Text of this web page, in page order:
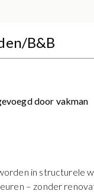
B&B
door vakman
in structurele
– zonder